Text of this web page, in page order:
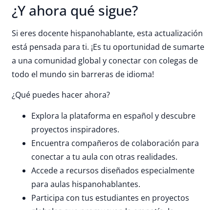
¿Y ahora qué sigue?
Si eres docente hispanohablante, esta actualización
está pensada para ti. ¡Es tu oportunidad de sumarte
a una comunidad global y conectar con colegas de
todo el mundo sin barreras de idioma!
¿Qué puedes hacer ahora?
Explora la plataforma en español y descubre
proyectos inspiradores.
Encuentra compañeros de colaboración para
conectar a tu aula con otras realidades.
Accede a recursos diseñados especialmente
para aulas hispanohablantes.
Participa con tus estudiantes en proyectos